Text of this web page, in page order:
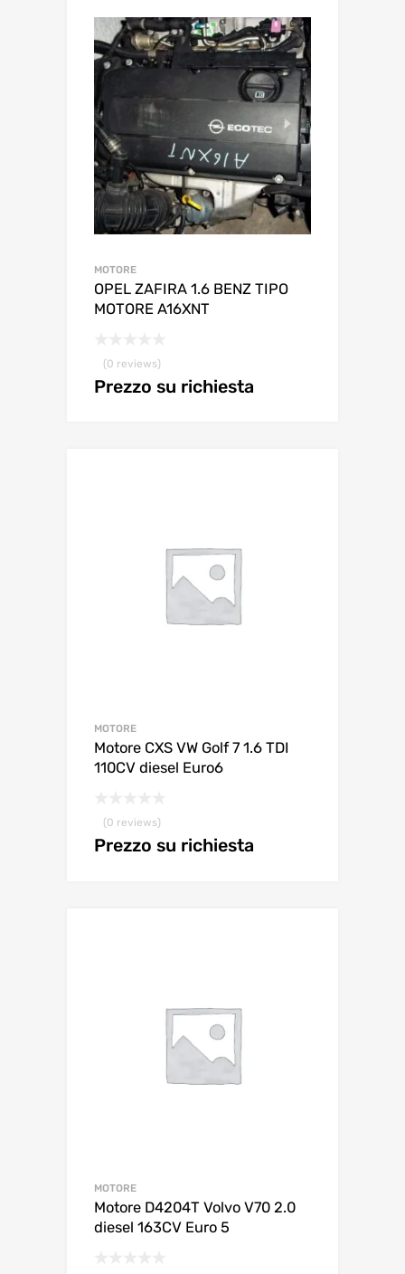
MOTORE
OPEL ZAFIRA 1.6 BENZ TIPO
MOTORE A16XNT
(0 reviews)
Prezzo su richiesta
MOTORE
Motore CXS VW Golf 7 1.6 TDI
110CV diesel Euro6
(0 reviews)
Prezzo su richiesta
MOTORE
Motore D4204T Volvo V70 2.0
diesel 163CV Euro 5